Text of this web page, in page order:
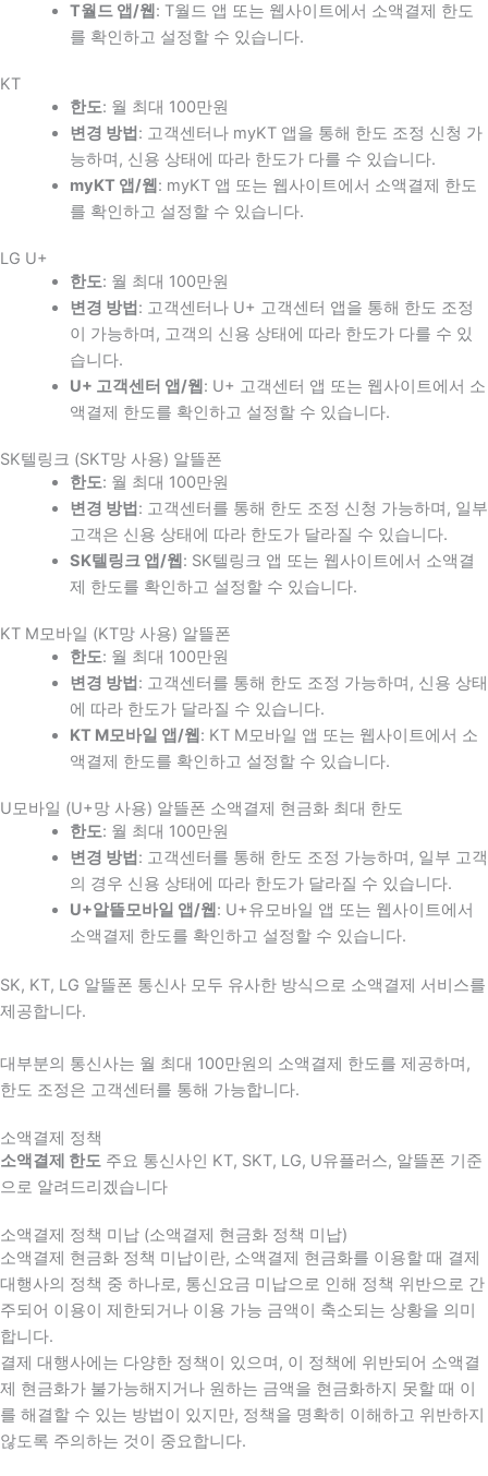
T월드 앱/웹 : T월드 앱 또는 웹사이트에서 소액결제 한도
를 확인하고 설정할 수 있습니다.
KT
한도: 월 최대 100만원
변경 방법 : 고객센터나 myKT 앱을 통해 한도 조정 신청 가
능하며, 신용 상태에 따라 한도가 다를 수 있습니다.
myKT 앱/웹 : myKT 앱 또는 웹사이트에서 소액결제 한도
를 확인하고 설정할 수 있습니다.
LG U+
한도: 월 최대 100만원
변경 방법 : 고객센터나 U+ 고객센터 앱을 통해 한도 조정
이 가능하며, 고객의 신용 상태에 따라 한도가 다를 수 있
습니다.
U+ 고객센터 앱/웹 : U+ 고객센터 앱 또는 웹사이트에서 소
액결제 한도를 확인하고 설정할 수 있습니다.
SK텔링크 (SKT망 사용) 알뜰폰
한도: 월 최대 100만원
변경 방법 : 고객센터를 통해 한도 조정 신청 가능하며, 일부
고객은 신용 상태에 따라 한도가 달라질 수 있습니다.
SK텔링크 앱/웹 : SK텔링크 앱 또는 웹사이트에서 소액결
제 한도를 확인하고 설정할 수 있습니다.
KT M모바일 (KT망 사용) 알뜰폰
한도: 월 최대 100만원
변경 방법 : 고객센터를 통해 한도 조정 가능하며, 신용 상태
에 따라 한도가 달라질 수 있습니다.
KT M모바일 앱/웹 : KT M모바일 앱 또는 웹사이트에서 소
액결제 한도를 확인하고 설정할 수 있습니다.
U모바일 (U+망 사용) 알뜰폰 소액결제 현금화 최대 한도
한도: 월 최대 100만원
변경 방법 : 고객센터를 통해 한도 조정 가능하며, 일부 고객
의 경우 신용 상태에 따라 한도가 달라질 수 있습니다.
U+알뜰모바일 앱/웹 : U+유모바일 앱 또는 웹사이트에서
소액결제 한도를 확인하고 설정할 수 있습니다.
SK, KT, LG 알뜰폰 통신사 모두 유사한 방식으로 소액결제 서비스를
제공합니다.
대부분의 통신사는 월 최대 100만원의 소액결제 한도를 제공하며,
한도 조정은 고객센터를 통해 가능합니다.
소액결제 정책
소액결제 한도 주요 통신사인 KT, SKT, LG, U유플러스, 알뜰폰 기준
으로 알려드리겠습니다
소액결제 정책 미납 (소액결제 현금화 정책 미납)
소액결제 현금화 정책 미납이란, 소액결제 현금화를 이용할 때 결제
대행사의 정책 중 하나로, 통신요금 미납으로 인해 정책 위반으로 간
주되어 이용이 제한되거나 이용 가능 금액이 축소되는 상황을 의미
합니다.
결제 대행사에는 다양한 정책이 있으며, 이 정책에 위반되어 소액결
제 현금화가 불가능해지거나 원하는 금액을 현금화하지 못할 때 이
를 해결할 수 있는 방법이 있지만, 정책을 명확히 이해하고 위반하지
않도록 주의하는 것이 중요합니다.